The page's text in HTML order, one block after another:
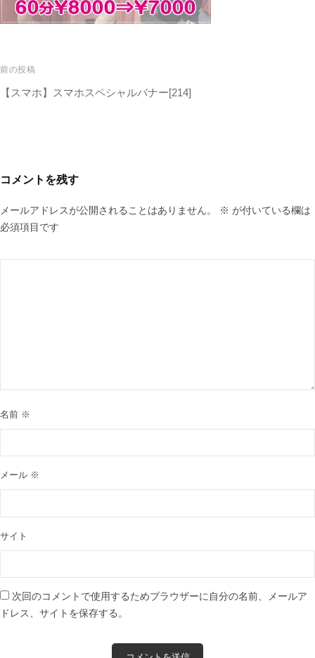
前の投稿
【スマホ】スマホスペシャルバナー[214]
コメントを残す
メールアドレスが公開されることはありません。 ※ が付いている欄は
必須項目です
名前 ※
メール ※
サイト
次回のコメントで使用するためブラウザーに自分の名前、メールア
ドレス、サイトを保存する。